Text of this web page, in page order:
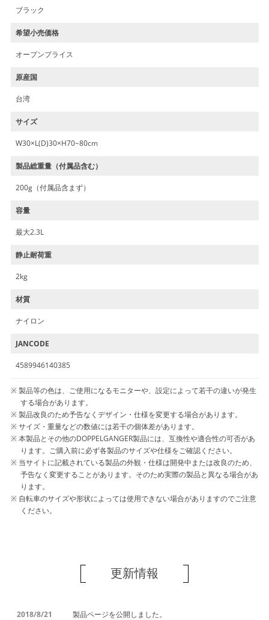
ブラック
希望小売価格
オープンプライス
原産国
台湾
サイズ
W30×L(D)30×H70~80cm
製品総重量（付属品含む）
200g（付属品含まず）
容量
最大2.3L
静止耐荷重
2kg
材質
ナイロン
JANCODE
4589946140385
製品等の色は、ご使用になるモニターや、設定によって若干の違いが発生
する場合があります。
製品改良のため予告なくデザイン・仕様を変更する場合があります。
サイズ・重量などの数値には若干の個体差があります。
本製品とその他のDOPPELGANGER製品には、互換性や適合性の可否があ
ります。ご購入前に必ず各製品のサイズや仕様をご確認ください。
当サイトに記載されている製品の外観・仕様は開発中または改良のため、
予告なく変更することがあります。そのため実際の製品と異なる場合があ
ります。
自転車のサイズや形状によっては使用できない場合がありますのでご注意
ください。
更新情報
2018/8/21 製品ページを公開しました。